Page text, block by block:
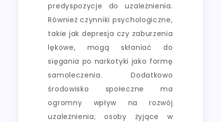
predyspozycje do uzależnienia.
Również czynniki psychologiczne,
takie jak depresja czy zaburzenia
lękowe, mogą skłaniać do
sięgania po narkotyki jako formę
samoleczenia. Dodatkowo
środowisko społeczne ma
ogromny wpływ na rozwój
uzależnienia; osoby żyjące w